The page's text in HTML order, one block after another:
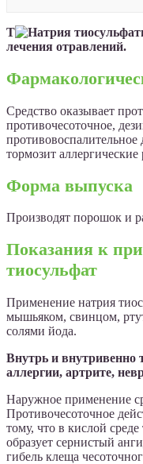
Т
лечения отравлений.
Средство оказывает
противочесоточное,
тормозит аллергические
Форма выпуска
Производят порошок и
Показания к
тиосульфат
Применение натрия
мышьяком, свинцом,
солями йода.
Внутрь и внутривенно
аллергии, артрите,
Наружное применение
Противочесоточное
тому, что в кислой
образует сернистый
гибель клеща